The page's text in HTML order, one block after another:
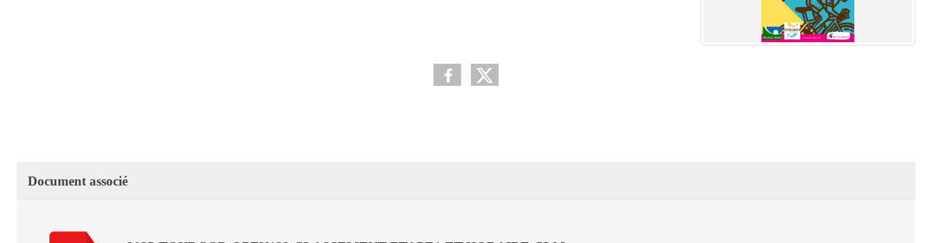
Document associé